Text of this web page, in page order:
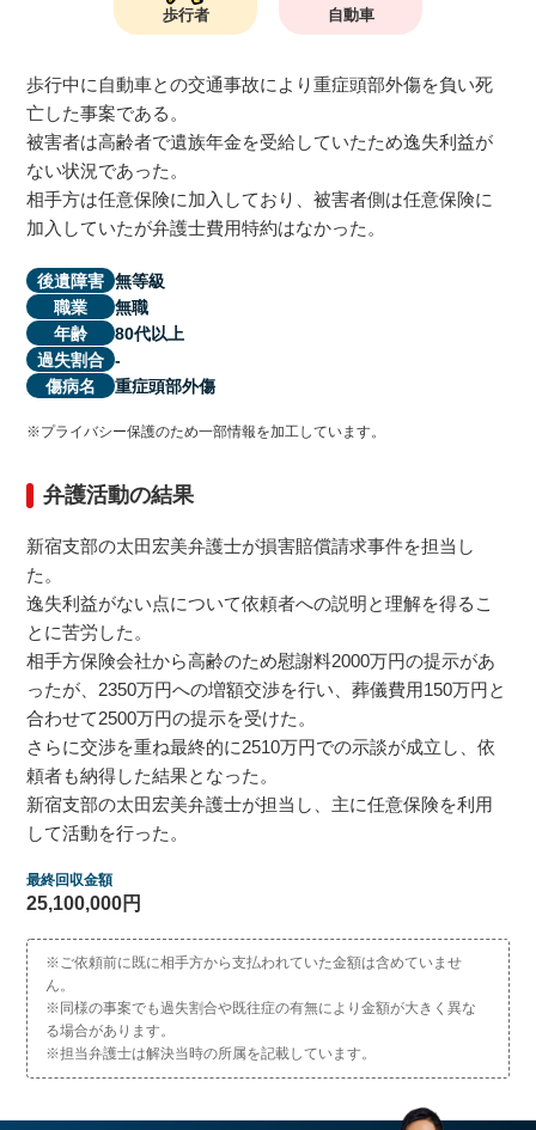
弁護士紹介
弁護士費用
アクセス
ご依頼者からのお手紙
交通事故の計算・診断ツール
交通事故の慰謝料計算機
休業損害の計算機
弁護士の必要性診断
示談書診断
歩行者 自動車
歩行中に自動車との交通事故により重症頭部外傷を負い死
亡した事案である。
被害者は高齢者で遺族年金を受給していたため逸失利益が
ない状況であった。
相手方は任意保険に加入しており、被害者側は任意保険に
加入していたが弁護士費用特約はなかった。
後遺障害 無等級
職業
無職
年齢
80代以上
過失割合 -
傷病名
重症頭部外傷
※プライバシー保護のため一部情報を加工しています。
弁護活動の結果
新宿支部の太田宏美弁護士が損害賠償請求事件を担当し
た。
逸失利益がない点について依頼者への説明と理解を得るこ
とに苦労した。
相手方保険会社から高齢のため慰謝料2000万円の提示があ
ったが、2350万円への増額交渉を行い、葬儀費用150万円と
合わせて2500万円の提示を受けた。
さらに交渉を重ね最終的に2510万円での示談が成立し、依
頼者も納得した結果となった。
新宿支部の太田宏美弁護士が担当し、主に任意保険を利用
して活動を行った。
最終回収金額
25,100,000円
※ご依頼前に既に相手方から支払われていた金額は含めていませ
ん。
※同様の事案でも過失割合や既往症の有無により金額が大きく異な
る場合があります。
※担当弁護士は解決当時の所属を記載しています。